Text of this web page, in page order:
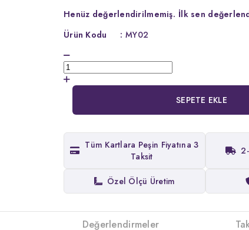
Henüz değerlendirilmemiş. İlk sen
Ürün Kodu
: MY02
SEPETE EKLE
Tüm Kartlara Peşin Fiyatına 3
Taksit
Özel Ölçü Üretim
Değerlendirmeler